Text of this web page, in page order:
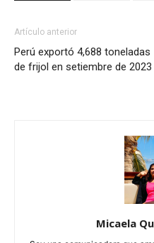
Artículo anterior
Perú exportó 4,688 toneladas
de frijol en setiembre de 2023
Micaela